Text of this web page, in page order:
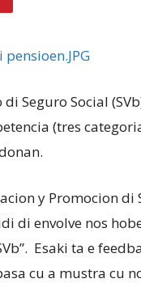
Seguro Social
(tres
y Promocion
di envolve nos
Esaki ta e
cu a mustra cu